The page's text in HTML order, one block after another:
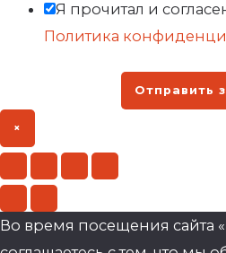
Я прочитал и
Политика
Отправить
×
Во время посещения сайта